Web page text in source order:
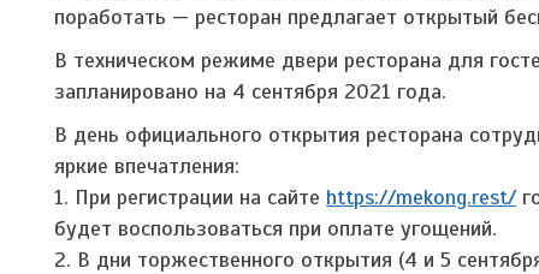
поработать — ресторан предлагает открытый
В техническом режиме двери ресторана для
запланировано на 4 сентября 2021 года.
В день официального открытия ресторана
яркие впечатления:
1. При регистрации на сайте https://mekong.rest/
будет воспользоваться при оплате угощений.
2. В дни торжественного открытия (4 и 5